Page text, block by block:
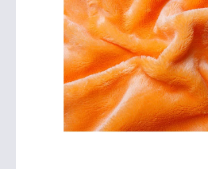
hvězdiček.